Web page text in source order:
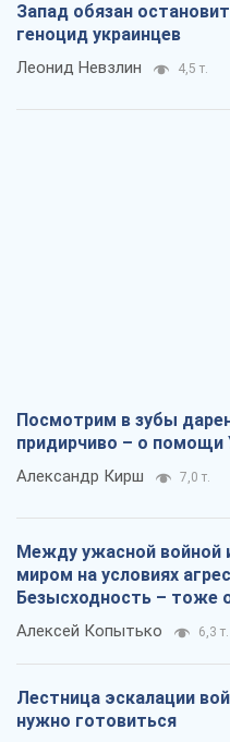
Запад обязан
геноцид украинцев
Леонид Невзлин 4,5 т.
Посмотрим в зубы
придирчиво – о помощи
Александр Кирш 7,0 т.
Между ужасной войной
миром на условиях
Безысходность – тоже
Алексей Копытько 6,3 т.
Лестница эскалации
нужно готовиться